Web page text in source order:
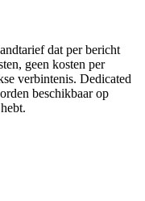
dat per bericht
geen kosten per
verbintenis. Dedicated
beschikbaar op